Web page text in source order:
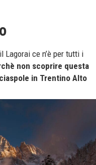
Lagorai ce n’è per tutti i
non scoprire questa
in Trentino Alto